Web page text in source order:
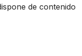
de contenido